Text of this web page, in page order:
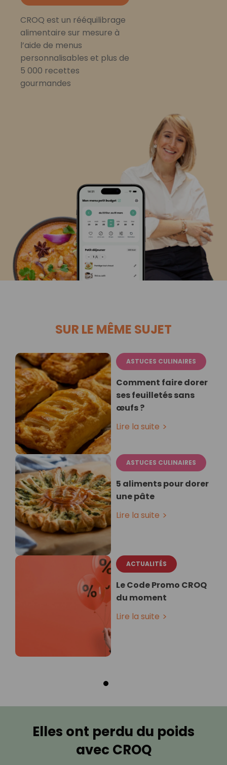
CROQ est un rééquilibrage
alimentaire sur mesure à
l’aide de menus
personnalisables et plus de
5 000 recettes
gourmandes
SUR LE MÊME SUJET
ASTUCES CULINAIRES
Comment faire dorer
ses feuilletés sans
œufs ?
Lire la suite
ASTUCES CULINAIRES
5 aliments pour dorer
une pâte
Lire la suite
ACTUALITÉS
Le Code Promo CROQ
du moment
Lire la suite
Elles ont perdu du poids
avec CROQ